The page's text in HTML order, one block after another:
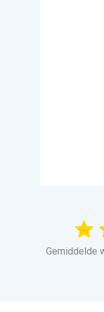
Gemiddelde